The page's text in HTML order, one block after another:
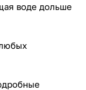
воде дольше